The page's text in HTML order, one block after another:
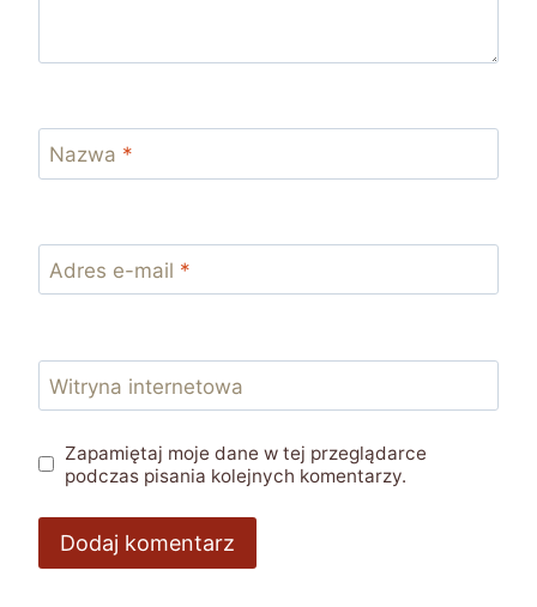
Nazwa *
Adres e-mail *
Witryna internetowa
Zapamiętaj moje dane w tej przeglądarce
podczas pisania kolejnych komentarzy.